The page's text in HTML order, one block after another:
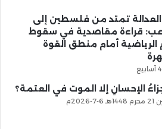
العدالة تمتد من فلسطين إلى
قراءة مقاصدية في سقوط
الرياضية أمام منطق القوة
الإحسانِ إلا الموت في العتمة؟
7-2026م